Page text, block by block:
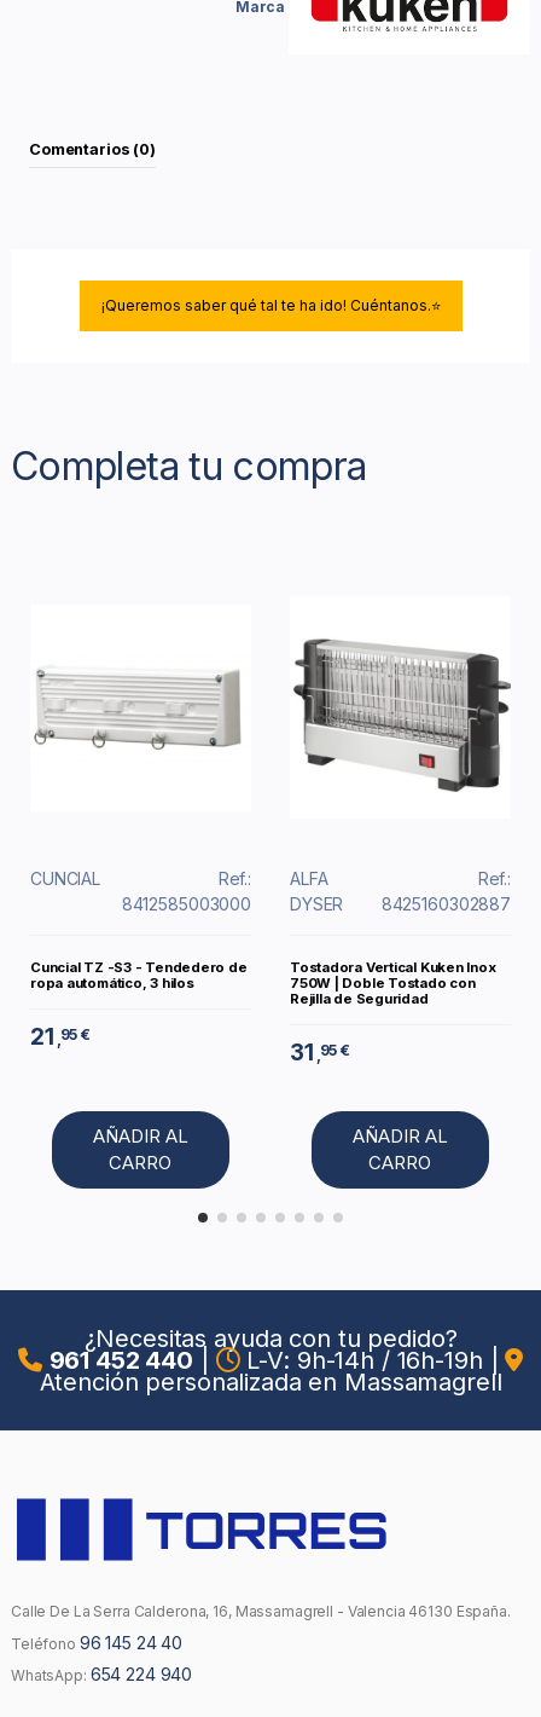
Marca
Comentarios (0)
¡Queremos saber qué tal te ha ido! Cuéntanos.⭐
Completa tu compra
CUNCIAL
Ref.:
8412585003000
Cuncial TZ -S3 - Tendedero de
ropa automático, 3 hilos
21 ,95 €
AÑADIR AL
CARRO
ALFA
DYSER
Ref.:
8425160302887
Tostadora Vertical Kuken Inox
750W | Doble Tostado con
Rejilla de Seguridad
31 ,95 €
AÑADIR AL
CARRO
¿Necesitas ayuda con tu pedido?
961 452 440 L-V: 9h-14h / 16h-19h
Atención personalizada en Massamagrell
Calle De La Serra Calderona, 16, Massamagrell - Valencia 46130 España.
Teléfono 96 145 24 40
WhatsApp: 654 224 940